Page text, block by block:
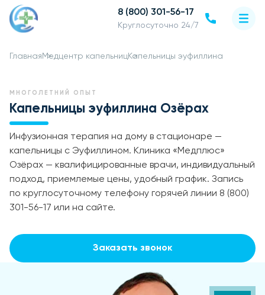
8 (800) 301-56-17
Круглосуточно 24/7
Главная Медцентр капельницКапельницы эуфиллина
МНОГОЛЕТНИЙ ОПЫТ
Капельницы эуфиллина Озёрах
Инфузионная терапия на дому в стационаре —
капельницы с Эуфиллином. Клиника «Медплюс»
Озёрах — квалифицированные врачи, индивидуальный
подход, приемлемые цены, удобный график. Запись
по круглосуточному телефону горячей линии 8 (800)
301-56-17 или на сайте.
Заказать звонок